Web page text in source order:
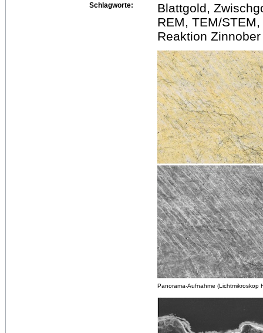
Schlagworte:
Blattgold,
REM, TEM/
Reaktion
Panorama-Aufnahme (Lichtmikroskop